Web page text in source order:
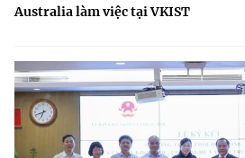
Australia làm việc tại VKIST